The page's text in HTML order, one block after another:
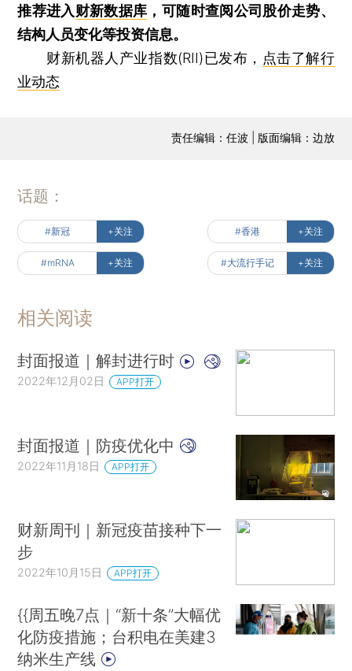
推荐进入财新数据库 ，可随时查阅公司股价走势、
结构人员变化等投资信息。
财新机器人产业指数(RII)已发布， 点击了解行
业动态
责任编辑：任波 | 版面编辑：边放
话题：
#新冠 +关注 #香港 +关注
#mRNA +关注 #大流行手记 +关注
相关阅读
封面报道｜解封进行时
2022年12月02日 APP打开
封面报道｜防疫优化中
2022年11月18日 APP打开
财新周刊｜新冠疫苗接种下一
步
2022年10月15日 APP打开
{{周五晚7点｜“新十条”大幅优
化防疫措施；台积电在美建3
纳米生产线